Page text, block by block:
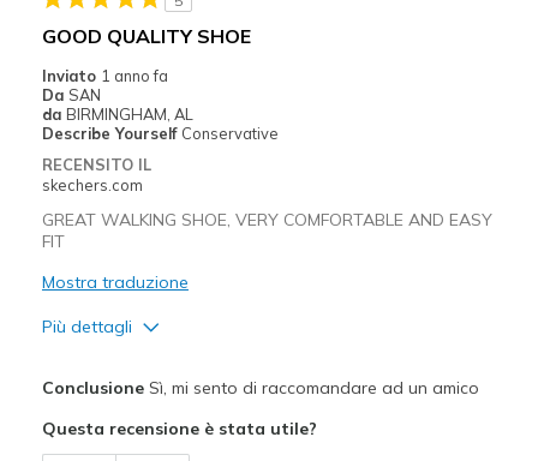
GOOD QUALITY SHOE
Inviato 1 anno fa
Da SAN
da BIRMINGHAM, AL
Describe Yourself Conservative
RECENSITO IL
skechers.com
GREAT WALKING SHOE, VERY COMFORTABLE AND EASY
FIT
Mostra traduzione
Più dettagli
Comfortable
ConclusioneSì, mi sento di raccomandare ad un amico
Questa recensione è stata utile?